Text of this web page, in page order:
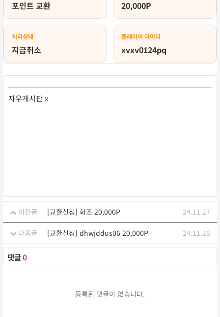
포인트 교환 20,000P
처리상태
지급취소
플레이어 아이디
xvxv0124pq
자우게시판 x
이전글 [교환신청] 화조 20,000P 24.11.27
다음글 [교환신청] dhwjddus06 20,000P 24.11.26
댓글0
등록된 댓글이 없습니다.